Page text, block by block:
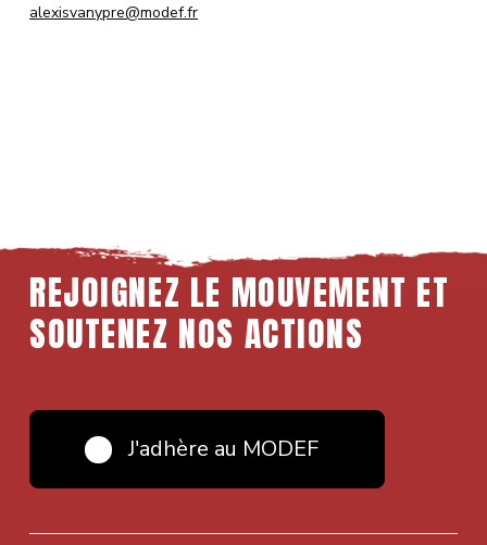
alexisvanypre@modef.fr
REJOIGNEZ LE MOUVEMENT ET
SOUTENEZ NOS ACTIONS
J'adhère au MODEF